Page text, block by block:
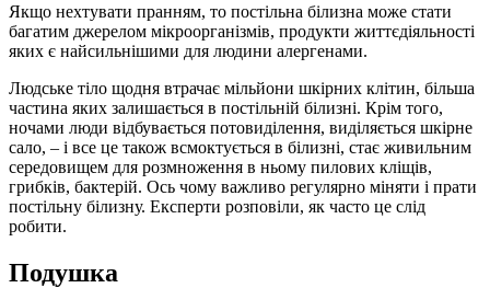
Якщо нехтувати пранням, то постільна білизна може стати
багатим джерелом мікроорганізмів, продукти життєдіяльності
яких є найсильнішими для людини алергенами.
Людське тіло щодня втрачає мільйони шкірних клітин, більша
частина яких залишається в постільній білизні. Крім того,
ночами люди відбувається потовиділення, виділяється шкірне
сало, – і все це також всмоктується в білизні, стає живильним
середовищем для розмноження в ньому пилових кліщів,
грибків, бактерій. Ось чому важливо регулярно міняти і прати
постільну білизну. Експерти розповіли, як часто це слід
робити.
Подушка